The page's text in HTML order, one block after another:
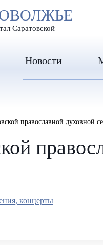
ИЗОБРАЖЕНИЯ
Саратовской
Новости
православной духовной
концерты